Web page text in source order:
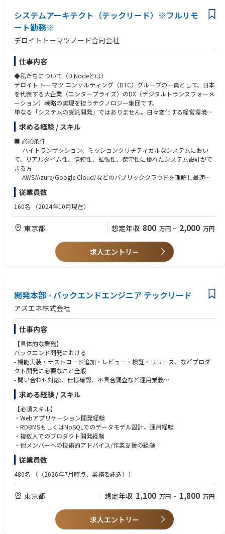
AIロボティクス：
・★SLAM,★Navigation,★強化学習・模倣学習・ロボット言語モデル
データベース：
・各種RDS,NoSQL,★NewSQL,VectorDB,★GraphDB
監視/評価/セキュリティ：
・★Langfuse,★RAGAS,★RAGChecker,★mlFlow,★Datadog,Snyk
※1 ★印以外：D.Nodeに組織としてノウハウがあるもの
※2 2025年12月時点
◆このポジションの魅力（業務の魅力）
①「Biz（ビジネス）× Tech（技術）」を体現する、最上流からのコミッ
ト：
実装フェーズだけでなく、テクノロジーのプロとして顧客の課題ヒアリン
グや抽出段階から深くコミットできます。顧客に最も近いポジションで、
自分の技術がどうビジネスに直結するかを実感できます。
②デロイトグループの総合力を活かした「End to End」の経験：
DTCグループの他部門（戦略・業界特化コンサルタントなど）と密に連携
するため、多様な業界・業種の最上流戦略から実装までを一気通貫で経験
可能。技術一辺倒に留まらない、ビジネス視点を持った市場価値の高いエ
ンジニアへと成長できます。
③テックリードとして「技術」と「組織」を育てる面白さ：
プロダクトの成長に合わせた柔軟な技術選定やアーキテクチャ設計に裁量
を持てるほか、チームビルディングやメンバー育成、開発環境の整備な
ど、組織づくりにも深く関わることができます。
能です。
①スペシャリスト
特定の技術領域（クラウド、生成AI、アーキテクチャなど）で高い専門性
を発揮し、プロダクト開発（PD）や社内のコア技術を牽引します。
②デリバリ/プレイングマネージャー
・大規模プロジェクトにおいて、マネジメントに専任しチームをデリバリ
ーします。
・中〜大規模プロジェクトにおいて、開発とマネジメントをバランスよく
兼任しながら、柔軟性の高いチームをデリバリーします。
※上記の経験を経て、さらに柔軟かつスケールの大きなキャリアを描くこ
とが可能です。
③エバンジェリスト
・社内だけでなく、社外の技術コミュニティや業界内でも高い影響力・知
名度（エミネンス）を持ち、SMEロールを担います。
④シニアマネージャー
・複数案件を全体統括し、プロジェクト全体の収益性（P&L）の責任や、
次なる投資（新規事業や大規模案件）の獲得までを含めた、ビジネスプロ
デュースを担います。
・AWS Bedrock,SageMaker,Knowledge Base for Amazon Bedrock etc
・Azure AI Foundry,OpenAI Service,Machine Learning,AI Search, Prompt
Flow etc
・Google Cloud Vertex AI,Agent Engine,Vertex AI Search,Gemini Enterpris
e etc
・NVIDIA NIM,NeMo,Omniverse,Databricks - Agent Bricks
データ基盤/活用：
・AWS Redshift / Athena,Glue,Kinesis Data Analytics,EMR,Kinesis + SNS/S
QS,Glue Studio etc
・Azure Synapse Analytics,Data Factory,Synapse Pipelines,HDInsight,Eve
nt Hubs,Data Factory etc
・Google Cloud BigQuery,Pub/Sub,★Dataplex,Dataflow etc
・Databricks,Snowflake
ローコード/ノーコード：
・Power Automate /Power Apps,UiPath,Blueprism,AutomationAnywher
e
・Dify,Gemini Enterprise,MS Copilot Studio
EMTech：
・★量子コンピュータ,★Physical AI - Robotics,★Web4
・Python,Java,TypeScript,Node.js
・Flask,FastAPI,SpringBoot,React,Next.js,Vue.js,Nuxt.js
・LangChain/LangGraph,MLflow
・★MicrosoftAgentFramework,★SemanticKernel,AutoGen
laC/CI：
・Terraform,CloudFormation,Ansible
・GitHubActions,AWSCodePipeline,AzureDevOps,Jenkins
AIツール：
・MSCopilotStudio,M365Copilot,ChatBot(ChatGPTライク)
・GitHubCopilot,★Devin,★v0
AIロボティクス：
・★SLAM,★Navigation,★強化学習・模倣学習・ロボット言語モデル
データベース：
・各種RDS,NoSQL,★NewSQL,VectorDB,★GraphDB
監視/評価/セキュリティ：
・★Langfuse,★RAGAS,★RAGChecker,★mlFlow,★Datadog,Snyk
※1 ★印以外：D.Nodeに組織としてノウハウがあるもの
※2 2025年12月時点
◆キャリアについて
D.Nodeでは、メンバーの志向性や強みに応じてキャリアを描くことが可
能です。
①スペシャリスト
特定の技術領域（クラウド、生成AI、アーキテクチャなど）で高い専門性
を発揮し、プロダクト開発（PD）や社内のコア技術を牽引します。
②デリバリ/プレイングマネージャー
案件事例：※本求人だけではなくD.Nodeでの過去案件を一部記載させて
いただきます※
・自動車業界クライアント向け：複数システムのデータを一元的に連携す
るクラウドサービス基盤の設計
・自動車業界クライアント向け：車両から発信される情報を集約、管理、
活用するグローバル基盤構築
・自動車業界クライアント向け：車両から発信されるデータの蓄積と再利
用のためのDB基盤構築
・電気通信事業クライアント向け：デジタルマーケティングシステムにお
けるAPIリアルタイム連携構築
・小売業クライアント向け：オンプレミスのクラウド移行
・電気ガス事業クライアント向け：生成AIアプリケーション（RAG/AIエー
ジェント）のプロトタイプ、本番開発におけるRAGチューニング・評価な
ど対応
・デジタル通貨のパイロット実験のアドバイザリー
◆取り扱うソリューション
ビジネスのスピードに合わせ、モダンな開発環境を採用しています。
開発手法： アジャイル（スクラム開発）
※クライアントや案件属性によって変更あり。
Cloud:
・AWS,Azure,Google Cloud,OCI
AI/ML:
・Azure AI Foundry,OpenAI Service,Machine Learning,AI Search, Prompt
データ基盤/活用：
・AWS Redshift / Athena,Glue,Kinesis Data Analytics,EMR,Kinesis + SNS/S
QS,Glue Studio etc
・Azure Synapse Analytics,Data Factory,Synapse Pipelines,HDInsight,Eve
・Google Cloud BigQuery,Pub/Sub,★Dataplex,Dataflow etc
・Databricks,Snowflake
ローコード/ノーコード：
・Power Automate /Power Apps,UiPath,Blueprism,AutomationAnywher
・Dify,Gemini Enterprise,MS Copilot Studio
EMTech：
・★量子コンピュータ,★Physical AI - Robotics,★Web4
プログラミング言語/FW：
・Python,Java,TypeScript,Node.js
・Flask,FastAPI,SpringBoot,React,Next.js,Vue.js,Nuxt.js
・LangChain/LangGraph,MLflow
・★MicrosoftAgentFramework,★SemanticKernel,AutoGen
・★MCP,★MCPPythonSDK,★FastMCP,★ROS2
・★A2A,★AP2
・Terraform,CloudFormation,Ansible
らの脱却案件で活かせます）
②データ・モダンテクノロジーの経験
・DBMSを用いたデータベースの設計・運用経験
・マイクロサービスアーキテクチャ、またはサーバーレスアーキテクチャ
に関する知識・経験
・Docker / Kubernetesによるコンテナ技術の知識・経験
・CI/CDパイプラインの設計、構築、運用経験（DevOpsの推進）
・セキュリティに関する知識・経験
システムアーキテクト（テックリード）※フルリモ
ート勤務※
デロイトトーマツノード合同会社
仕事内容
◆私たちについて（D.Nodeとは）
デロイト トーマツ コンサルティング（DTC）グループの一員として、日本
を代表する大企業（エンタープライズ）のDX（デジタルトランスフォーメ
ーション）戦略の実現を担うテクノロジー集団です。
単なる「システムの受託開発」ではありません。日々変化する経営環境に
適応するため、ビジネスの仕組みづくりそのものを変革します。業界の深
い知見と高度な技術力を武器に、戦略構想から開発・運用まで「End to E
nd（一気通貫）」で支援できる圧倒的な実績と難易度の高い案件が集まる
環境です。
◆業務内容
顧客の戦略的IT投資に対して、パブリッククラウドの採用計画の策定、競
争力の高いシステム全体のグランドデザイン、モダンなアプリケーション
アーキテクチャ設計、およびクラウド運用コストの適正化等を担当いただ
きます。
ミッションクリティカルな基幹業務システムから、ビッグデータを扱う大
規模な情報系システムまで様々なシステムに携わることが可能です。
①クラウド採用計画の策定と最上流の提案（最上流）：
・顧客の経営・ビジネス戦略を理解し、テクノロジー観点での課題ヒアリ
的なプレゼンテーションの実施）
②ハイトランザクション・ミッションクリティカルなシステム設計：
・大規模かつ大量のデータ処理が走る環境において、リアルタイム性、信
頼性、拡張性（スケーラビリティ）、保守性に優れた最適なシステムアー
キテクチャのデザイン
イブリッドクラウドのグランドデザイン
③クラウド運用の最適化・ガバナンス策定
・クラウド移行後を見据えた、運用コスト（FinOps）の適正化、およびエ
ンタープライズ環境における高度なセキュリティ・ガバナンス設計
案件事例：※本求人だけではなくD.Nodeでの過去案件を一部記載させて
いただきます※
・自動車業界クライアント向け：複数システムのデータを一元的に連携す
るクラウドサービス基盤の設計
・自動車業界クライアント向け：車両から発信される情報を集約、管理、
活用するグローバル基盤構築
・自動車業界クライアント向け：車両から発信されるデータの蓄積と再利
用のためのDB基盤構築
・電気通信事業クライアント向け：デジタルマーケティングシステムにお
けるAPIリアルタイム連携構築
・小売業クライアント向け：オンプレミスのクラウド移行
・電気ガス事業クライアント向け：生成AIアプリケーション（RAG/AIエー
ジェント）のプロトタイプ、本番開発におけるRAGチューニング・評価な
・デジタル通貨のパイロット実験のアドバイザリー
求める経験 / スキル
■ 必須条件
-ハイトランザクション、ミッションクリチティカルなシステムにおい
て、リアルタイム性、信頼性、拡張性、保守性に優れたシステム設計がで
きる方
-AWS/Azure/Google Cloud/などのパブリッククラウドを理解し最適な
アーキテクチャデザインの提案ができる方
■歓迎条件
-EV車のデータを活用したビジネス知識
-ヘルスケア領域における法令に関する知識
■期待していること
-高いコミュニケーション力、論理的思考力を持ち専門技術をわかりやす
-技術を統括しメンバーを率いるリーダーシップ力をお持ちなこと
従業員数
160名 （2024年10月現在）
東京都 想定年収 800 万円 ~ 2,000 万円
求人エントリー
開発本部 - バックエンドエンジニア テックリード
アスエネ株式会社
仕事内容
【具体的な業務】
バックエンド開発における
- 機能実装・テストコード追加・レビュー・検証・リリース、などプロダ
クト開発に必要なこと全般
- 問い合わせ対応:、仕様確認、不具合調査など運用業務
- DBのテーブル設計やパフォーマンス改善
- 監視業務含むシステム信頼性向上
- プロダクトマネージャーやデザイナーと協働し仕様検討
- 中長期を見据えた技術戦略の立案や実行
- 他メンバーへの技術的アドバイス/作業支援 など
【開発チームについて】
・アジャイル思想に基づく小規模高頻度リリース
・週次ふりかえり開催
・開発言語: PHP, TypeScript
・インフラプラットフォーム: Amazon Web Services
・データベース: PostgreSQL
求める経験 / スキル
【必須スキル】
・Webアプリケーション開発経験
・RDBMSもしくはNoSQLでのデータモデル設計、運用経験
・複数人でのプロダクト開発経験
・他メンバーへの技術的アドバイス/作業支援の経験
・中長期を見据えた技術戦略の立案、実行の経験
・テックリード等の技術に関する意思決定責任者の経験
・Dockerなどのコンテナ技術を利用したシステム開発
・ISUCON等のパフォーマンス・チューニングの経験
・画像認識や推論モデルなど多岐にわたるAIモデル開発
【求める人物像】
従業員数
480名 （（2026年7月時点、業務委託込））
東京都 想定年収 1,100 万円 ~ 1,800 万円
求人エントリー